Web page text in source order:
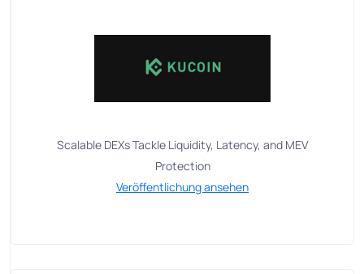
Scalable DEXs Tackle Liquidity, Latency, and MEV
Protection
Veröffentlichung ansehen